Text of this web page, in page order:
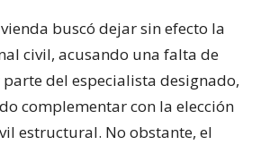
buscó dejar sin efecto la
civil, acusando una falta de
del especialista designado,
complementar con la elección
estructural. No obstante, el